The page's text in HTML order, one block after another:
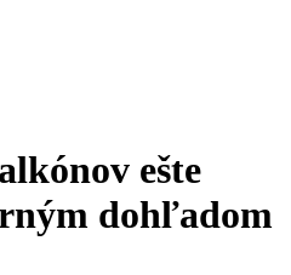
ešte
dohľadom